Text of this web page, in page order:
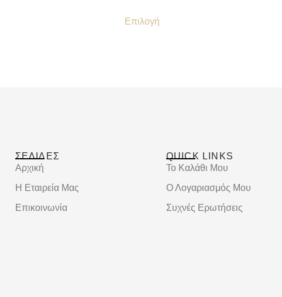
Επιλογή
ΣΕΛΙΔΕΣ
Αρχική
Η Εταιρεία Μας
Επικοινωνία
QUICK LINKS
Το Καλάθι Μου
Ο Λογαριασμός Μου
Συχνές Ερωτήσεις